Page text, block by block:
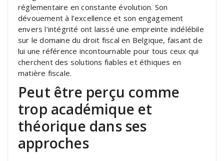
réglementaire en constante évolution. Son
dévouement à l’excellence et son engagement
envers l’intégrité ont laissé une empreinte indélébile
sur le domaine du droit fiscal en Belgique, faisant de
lui une référence incontournable pour tous ceux qui
cherchent des solutions fiables et éthiques en
matière fiscale.
Peut être perçu comme
trop académique et
théorique dans ses
approches